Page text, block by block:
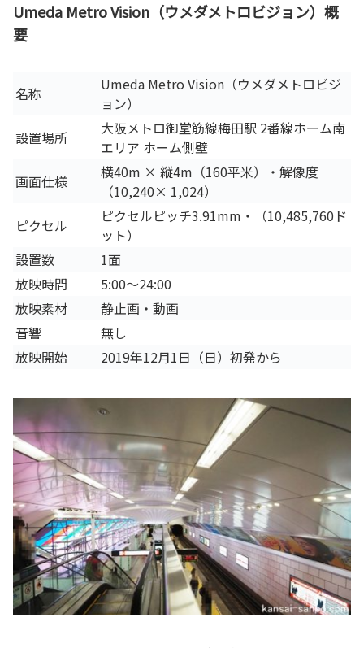
Umeda Metro Vision（ウメダメトロビジョン）概
要
名称
Umeda Metro Vision（ウメダメトロビジ
ョン）
設置場所
大阪メトロ御堂筋線梅田駅 2番線ホーム南
エリア ホーム側壁
画面仕様
横40m × 縦4m（160平米）・解像度
（10,240× 1,024）
ピクセル
ピクセルピッチ3.91mm・（10,485,760ド
ット）
設置数
1面
放映時間
5:00～24:00
放映素材
静止画・動画
音響
無し
放映開始
2019年12月1日（日）初発から